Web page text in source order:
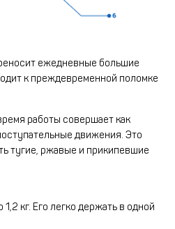
ежедневные большие
к преждевременной поломке
работы совершает как
движения. Это
тугие, ржавые и прикипевшие
1,2 кг. Его легко держать в одной